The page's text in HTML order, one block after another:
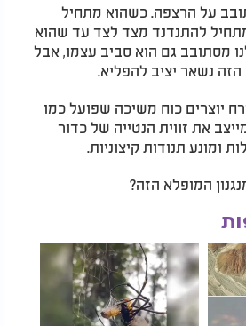
על הרצפה. כשהוא מתחיל
להתנדנד מצד לצד עד שהוא
מסתובב גם הוא סביב עצמו, אבל
הזה נשאר יציב להפליא.
יוצרים כוח משיכה שפועל כמו
את זווית הנטייה של כדור
המופלא הזה?